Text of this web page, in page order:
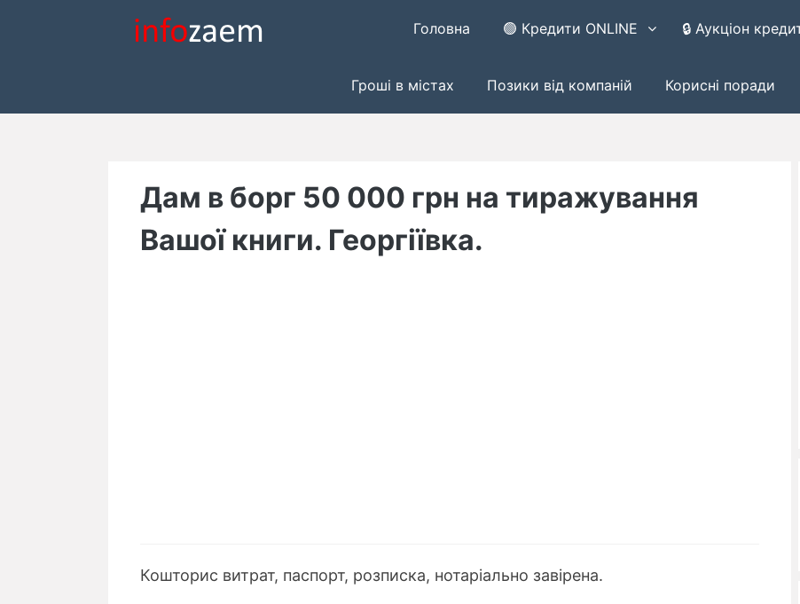
Головна 🟢 Кредити ONLINE 🔒 Аукціон
Гроші в містах Позики від компаній Корисні поради
Дам в борг 50 000 грн на тиражування
Вашої книги. Георгіївка.
Кошторис витрат, паспорт, розписка, нотаріально завірена.